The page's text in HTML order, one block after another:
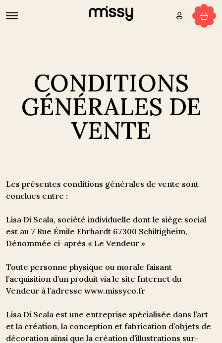
CONDITIONS
GÉNÉRALES DE
VENTE
Les présentes conditions générales de vente sont
conclues entre :
Lisa Di Scala, société individuelle dont le siège social
est au 7 Rue Émile Ehrhardt 67300 Schiltigheim,
Dénommée ci-après « Le Vendeur »
Toute personne physique ou morale faisant
l’acquisition d’un produit via le site Internet du
Vendeur à l’adresse www.missyco.fr
Lisa Di Scala est une entreprise spécialisée dans l’art
et la création, la conception et fabrication d’objets de
décoration ainsi que la création d’illustrations sur-